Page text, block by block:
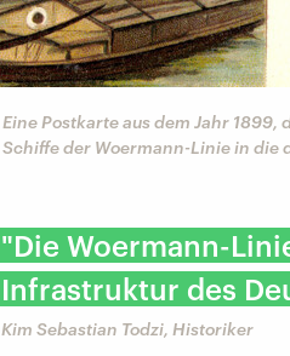
Eine Postkarte aus dem Jahr
Schiffe der Woermann-Linie in die
"Die Woermann-
Infrastruktur des
Kim Sebastian Todzi, Historiker